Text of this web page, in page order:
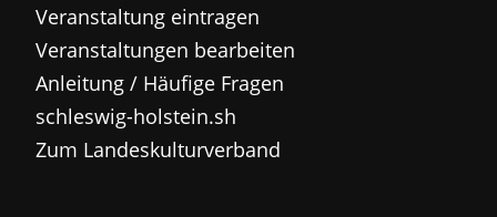
Veranstaltung eintragen
Veranstaltungen bearbeiten
Anleitung / Häufige Fragen
schleswig-holstein.sh
Zum Landeskulturverband